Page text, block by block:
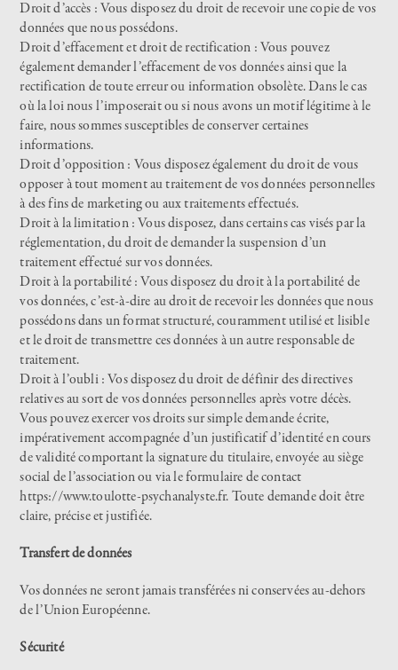
Droit d’accès : Vous disposez du droit de recevoir une copie de vos
données que nous possédons.
Droit d’effacement et droit de rectification : Vous pouvez
également demander l’effacement de vos données ainsi que la
rectification de toute erreur ou information obsolète. Dans le cas
où la loi nous l’imposerait ou si nous avons un motif légitime à le
faire, nous sommes susceptibles de conserver certaines
informations.
Droit d’opposition : Vous disposez également du droit de vous
opposer à tout moment au traitement de vos données personnelles
à des fins de marketing ou aux traitements effectués.
Droit à la limitation : Vous disposez, dans certains cas visés par la
réglementation, du droit de demander la suspension d’un
traitement effectué sur vos données.
Droit à la portabilité : Vous disposez du droit à la portabilité de
vos données, c’est-à-dire au droit de recevoir les données que nous
possédons dans un format structuré, couramment utilisé et lisible
et le droit de transmettre ces données à un autre responsable de
traitement.
Droit à l’oubli : Vos disposez du droit de définir des directives
relatives au sort de vos données personnelles après votre décès.
Vous pouvez exercer vos droits sur simple demande écrite,
impérativement accompagnée d’un justificatif d’identité en cours
de validité comportant la signature du titulaire, envoyée au siège
social de l’association ou via le formulaire de contact
https://www.toulotte-psychanalyste.fr. Toute demande doit être
claire, précise et justifiée.
Transfert de données
Vos données ne seront jamais transférées ni conservées au-dehors
de l’Union Européenne.
Sécurité